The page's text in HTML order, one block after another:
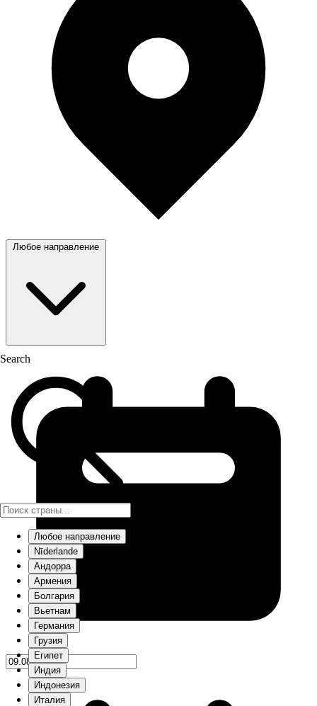
Любое направление
Search
Любое направление
Nīderlande
Андорра
Армения
Болгария
Вьетнам
Германия
Грузия
Египет
Индия
Индонезия
Италия